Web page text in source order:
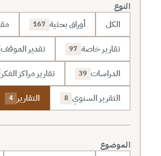
النوع
الكل أوراق بحثية 167
تقارير خاصة 97 تقدير الموقف
الدراسات 39 تقارير مراكز الفكر
التقرير السنوي 8 التقارير 4
الموضوع